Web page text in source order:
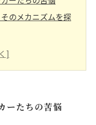
のメカニズムを探
への第一歩
ーたちの苦悩